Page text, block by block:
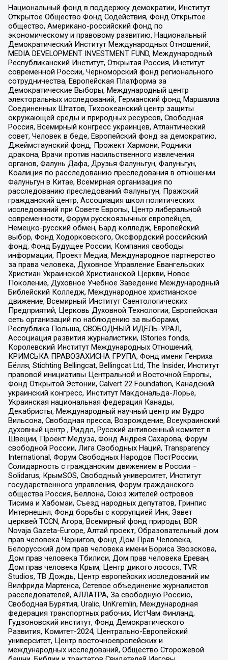
Национальный фонд в поддержку демократии, Институт
Открытое Общество Фонд Содействия, Фонд Открытое
общество, Американо-российский фонд по
экономическому и правовому развитию, Национальный
Демократический Институт Международных Отношений,
MEDIA DEVELOPMENT INVESTMENT FUND, Международный
Республиканский Институт, Открытая Россия, Институт
современной России, Черноморский фонд регионального
сотрудничества, Европейская Платформа за
Демократические Выборы, Международный центр
электоральных исследований, Германский фонд Маршалла
Соединенных Штатов, Тихоокеанский центр защиты
окружающей среды и природных ресурсов, Свободная
Россия, Всемирный конгресс украинцев, Атлантический
совет, Человек в беде, Европейский фонд за демократию,
Джеймстаунский фонд, Прожект Хармони, Родники
дракона, Врачи против насильственного извлечения
органов, Фалунь Дафа, Друзья Фалуньгун, Фалуньгун,
Коалиция по расследованию преследования в отношении
Фалуньгун в Китае, Всемирная организация по
расследованию преследований Фалуньгун, Пражский
гражданский центр, Ассоциация школ политических
исследований при Совете Европы, Центр либеральной
современности, Форум русскоязычных европейцев,
Немецко-русский обмен, Бард колледж, Европейский
выбор, Фонд Ходорковского, Оксфордский российский
фонд, Фонд Будущее России, Компания свободы
информации, Проект Медиа, Международное партнерство
за права человека, Духовное Управление Евангельских
Христиан Украинской Христианской Церкви, Новое
Поколение, Духовное Учебное Заведение Международный
Библейский Колледж, Международное христианское
движение, Всемирный Институт Саентологических
Предприятий, Церковь Духовной Технологии, Европейская
сеть организаций по наблюдению за выборами,
Республика Польша, СВОБОДНЫЙ ИДЕЛЬ-УРАЛ,
Ассоциация развития журналистики, IStories fonds,
Королевский Институт Международных Отношений,
КРИМСЬКА ПРАВОЗАХИСНА ГРУПА, Фонд имени Генриха
Бёлля, Stichting Bellingcat, Bellingcat Ltd, The Insider, Институт
правовой инициативы Центральной и Восточной Европы,
Фонд Открытой Эстонии, Calvert 22 Foundation, Канадский
украинский конгресс, Институт Макдональда-Лорье,
Украинская национальная федерация Канады,
Декабристы, Международный научный центр им Вудро
Вильсона, Свободная пресса, Возрождение, Всеукраинский
духовный центр , Риддл, Русский антивоенный комитет в
Швеции, Проект Медуза, Фонд Андрея Сахарова, Форум
свободной России, Лига Свободных Наций, Transparеncy
International, Форум Свободных Народов ПостРоссии,
Солидарность с гражданским движением в России –
Solidarus, КрымSOS, Свободный университет, Институт
государственного управления, Форум гражданского
общества Россия, Беллона, Союз жителей островов
Тисима и Хабомаи, Съезд народных депутатов, Гринпис
Интернешнл, Фонд борьбы с коррупцией Инк, Завет
церквей TCCN, Агора, Всемирный фонд природы, BDR
Novaja Gazeta-Europe, Алтай проект, Образовательный дом
прав человека Чернигов, Фонд Дом Прав Человека,
Белорусский дом прав человека имени Бориса Звозскова,
Дом прав человека Тбилиси, Дом прав человека Ереван,
Дом прав человека Крым, Центр дикого лосося, TVR
Studios, ТВ Дождь, Центр европейских исследований им
Вилфрида Мартенса, Сетевое объединение журналистов
расследователей, АЛЛАТРА, За свободную Россию,
Свободная Бурятия, Uralic, UnKremlin, Международная
федерация транспортных рабочих, ИстЧам Финланд,
Гудзоновский институт, Фонд Демократического
Развития, Комитет-2024, Центрально-Европейский
университет, Центр восточноевропейских и
международных исследований, Общество Сторожевой